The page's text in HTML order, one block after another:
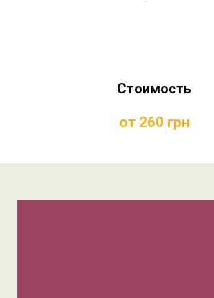
Стоимость
от 260 грн